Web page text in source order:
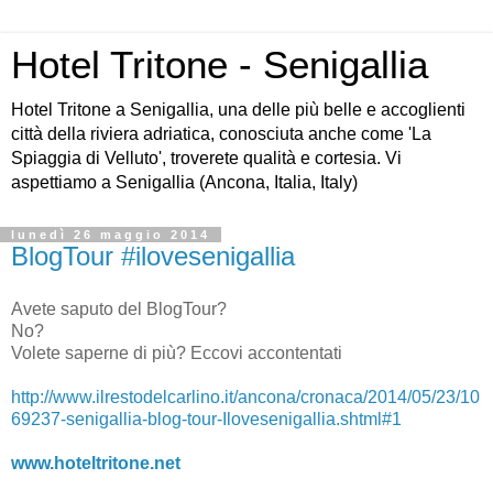
Hotel Tritone - Senigallia
Hotel Tritone a Senigallia, una delle più belle e accoglienti
città della riviera adriatica, conosciuta anche come 'La
Spiaggia di Velluto', troverete qualità e cortesia. Vi
aspettiamo a Senigallia (Ancona, Italia, Italy)
lunedì 26 maggio 2014
BlogTour #ilovesenigallia
Avete saputo del BlogTour?
No?
Volete saperne di più? Eccovi accontentati
http://www.ilrestodelcarlino.it/ancona/cronaca/2014/05/23/10
69237-senigallia-blog-tour-Ilovesenigallia.shtml#1
www.hoteltritone.net